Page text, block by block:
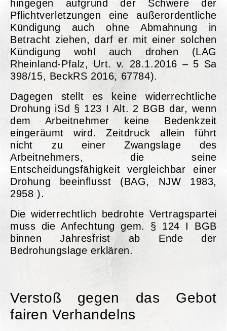
hingegen aufgrund der Schwere der
Pflichtverletzungen eine außerordentliche
Kündigung auch ohne Abmahnung in
Betracht ziehen, darf er mit einer solchen
Kündigung wohl auch drohen (LAG
Rheinland-Pfalz, Urt. v. 28.1.2016 – 5 Sa
398/15, BeckRS 2016, 67784).
Dagegen stellt es keine widerrechtliche
Drohung iSd § 123 I Alt. 2 BGB dar, wenn
dem Arbeitnehmer keine Bedenkzeit
eingeräumt wird. Zeitdruck allein führt
nicht zu einer Zwangslage des
Arbeitnehmers, die seine
Entscheidungsfähigkeit vergleichbar einer
Drohung beeinflusst (BAG, NJW 1983,
2958 ).
Die widerrechtlich bedrohte Vertragspartei
muss die Anfechtung gem. § 124 I BGB
binnen Jahresfrist ab Ende der
Bedrohungslage erklären.
Verstoß gegen das Gebot
fairen Verhandelns